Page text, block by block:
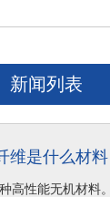
新闻列表
维是什么材料
高性能无机材料